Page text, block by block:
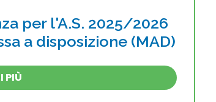
per l'A.S. 2025/2026
a disposizione (MAD)
PIÙ